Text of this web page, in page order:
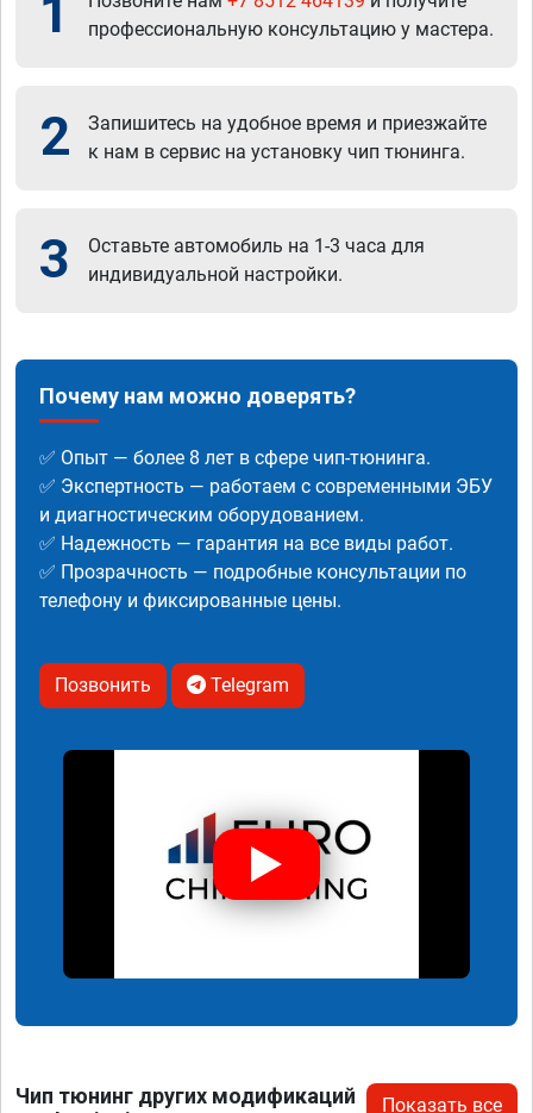
1
профессиональную консультацию у мастера.
2
Запишитесь на удобное время и приезжайте
к нам в сервис на установку чип тюнинга.
3
Оставьте автомобиль на 1-3 часа для
индивидуальной настройки.
Почему нам можно доверять?
✅ Опыт — более 8 лет в сфере чип-тюнинга.
✅ Экспертность — работаем с современными ЭБУ
и диагностическим оборудованием.
✅ Надежность — гарантия на все виды работ.
✅ Прозрачность — подробные консультации по
телефону и фиксированные цены.
Позвонить Telegram
Чип тюнинг других модификаций
Показать все